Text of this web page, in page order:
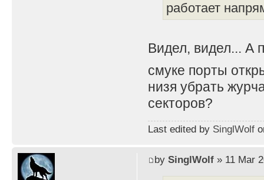
работает
Видел, видел... А
смуке порты
низя убрать
секторов?
Last edited by SinglWolf
by SinglWolf» 11 Mar